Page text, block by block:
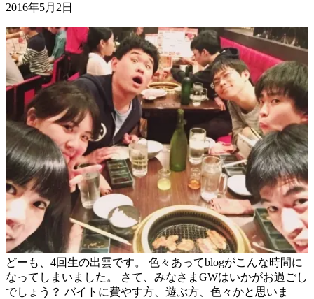
2016年5月2日
どーも、4回生の出雲です。 色々あってblogがこんな時間に
なってしまいました。 さて、みなさまGWはいかがお過ごし
でしょう？ バイトに費やす方、遊ぶ方、色々かと思いま